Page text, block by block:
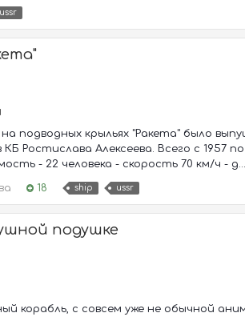
ussr
подводных крыльях "Ракета" было
Ростислава Алексеева. Всего с 1957
- 22 человека - скорость 70 км/ч - д...
18 ship ussr
подушке
корабль, с совсем уже не обычной